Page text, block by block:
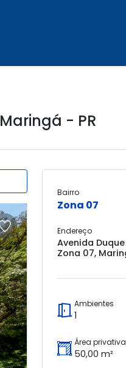
Maringá - PR
Bairro
Zona 07
Endereço
Avenida
Zona 07,
Ambientes
1
Área privativa
50,00 m²